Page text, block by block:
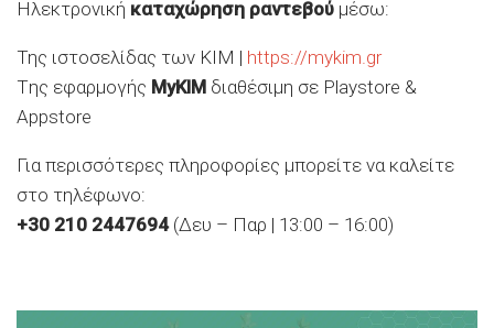
Ηλεκτρονική καταχώρηση ραντεβού μέσω:
Της ιστοσελίδας των ΚΙΜ | https://mykim.gr
Tης εφαρμογής MyKIM διαθέσιμη σε Playstore &
Appstore
Για περισσότερες πληροφορίες μπορείτε να καλείτε
στο τηλέφωνο:
+30 210 2447694 (Δευ – Παρ | 13:00 – 16:00)